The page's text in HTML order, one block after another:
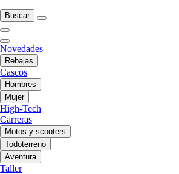
Buscar
Novedades
Rebajas
Cascos
Hombres
Mujer
High-Tech
Carreras
Motos y scooters
Todoterreno
Aventura
Taller